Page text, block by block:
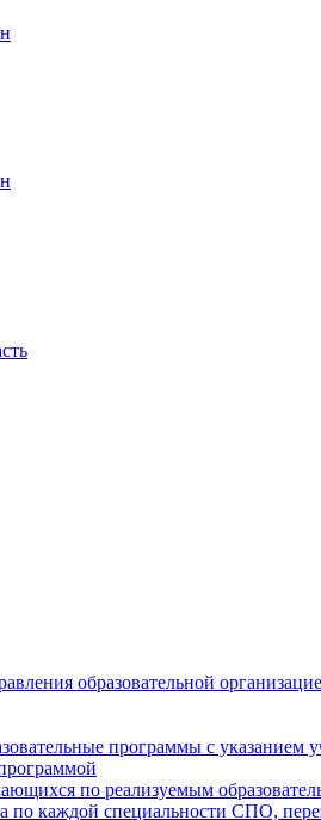
образовательной
программы с
по реализуемым
по каждой специальности СПО,